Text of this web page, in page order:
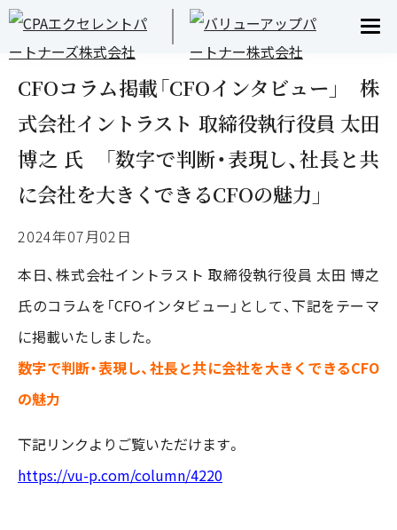
INFORMATION お知らせ
CFOコラム掲載「CFOインタビュー」 株
式会社イントラスト 取締役執行役員 太田
博之 氏 「数字で判断・表現し、社長と共
に会社を大きくできるCFOの魅力」
2024年07月02日
本日、株式会社イントラスト 取締役執行役員 太田 博之
氏のコラムを「CFOインタビュー」として、下記をテーマ
に掲載いたしました。
数字で判断・表現し、社長と共に会社を大きくできるCFO
の魅力
下記リンクよりご覧いただけます。
https://vu-p.com/column/4220